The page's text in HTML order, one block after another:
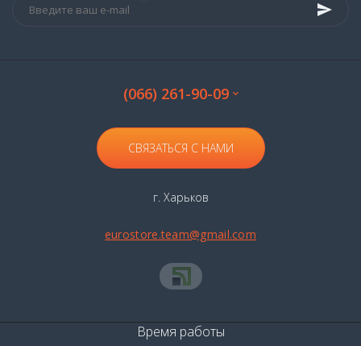
(066) 261-90-09
СВЯЗАТЬСЯ С НАМИ
г. Харьков
eurostore.team@gmail.com
Время работы